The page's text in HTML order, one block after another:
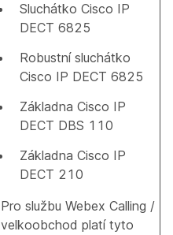
Sluchátko Cisco IP
DECT 6825
Robustní sluchátko
Cisco IP DECT 6825
Základna Cisco IP
DECT DBS 110
Základna Cisco IP
DECT 210
Pro službu Webex Calling /
velkoobchod platí tyto